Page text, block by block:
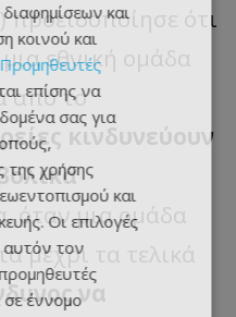
ότι
εθνική ομάδα
από το
κινδυνεύουν
όταν μια ομάδα
μέχρι τα τελικά
να
και
κοινού και
Προμηθευτές
επίσης να
σας για
της χρήσης
και
Οι επιλογές
αυτόν τον
σε έννομο